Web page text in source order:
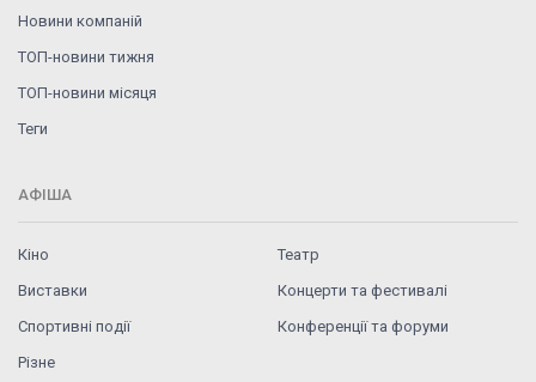
Новини компаній
ТОП-новини тижня
ТОП-новини місяця
Теги
АФІША
Кіно
Театр
Виставки
Концерти та фестивалі
Спортивні події
Конференції та форуми
Різне